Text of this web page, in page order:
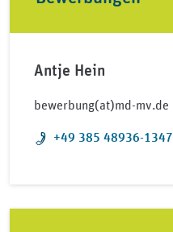
Antje Hein
bewerbung(at)md-mv.de
Telefon:
+49 385 48936-1347